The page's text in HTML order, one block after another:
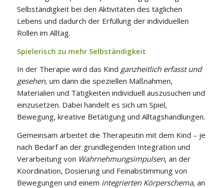
Selbständigkeit bei den Aktivitäten des täglichen
Lebens und dadurch der Erfüllung der individuellen
Rollen im Alltag.
Spielerisch zu mehr Selbständigkeit
In der Therapie wird das Kind ganzheitlich erfasst und
gesehen, um dann die speziellen Maßnahmen,
Materialien und Tätigkeiten individuell auszusuchen und
einzusetzen. Dabei handelt es sich um Spiel,
Bewegung, kreative Betätigung und Alltagshandlungen.
Gemeinsam arbeitet die Therapeutin mit dem Kind – je
nach Bedarf an der grundlegenden Integration und
Verarbeitung von Wahrnehmungsimpulsen, an der
Koordination, Dosierung und Feinabstimmung von
Bewegungen und einem integrierten Körperschema, an